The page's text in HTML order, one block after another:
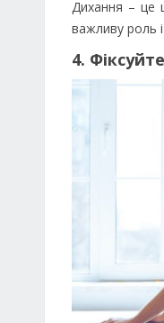
Дихання – це
важливу роль
4.